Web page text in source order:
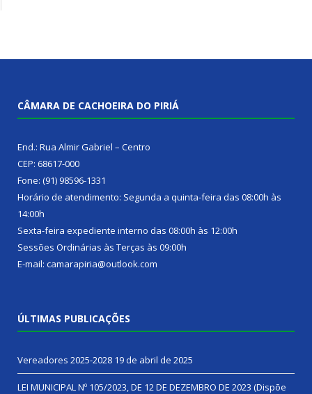
CÂMARA DE CACHOEIRA DO PIRIÁ
End.: Rua Almir Gabriel – Centro
CEP: 68617-000
Fone: (91) 98596-1331
Horário de atendimento: Segunda a quinta-feira das 08:00h às
14:00h
Sexta-feira expediente interno das 08:00h às 12:00h
Sessões Ordinárias às Terças às 09:00h
E-mail: camarapiria@outlook.com
ÚLTIMAS PUBLICAÇÕES
Vereadores 2025-2028 19 de abril de 2025
LEI MUNICIPAL Nº 105/2023, DE 12 DE DEZEMBRO DE 2023 (Dispõe